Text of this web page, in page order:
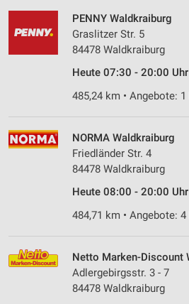
PENNY Waldkraiburg
Graslitzer Str. 5
84478 Waldkraiburg
Heute 07:30 - 20:00
485,24 km • Angebote:
NORMA Waldkraiburg
Friedländer Str. 4
84478 Waldkraiburg
Heute 08:00 - 20:00
484,71 km • Angebote:
Netto Marken-Discount
Adlergebirgsstr. 3 - 7
84478 Waldkraiburg